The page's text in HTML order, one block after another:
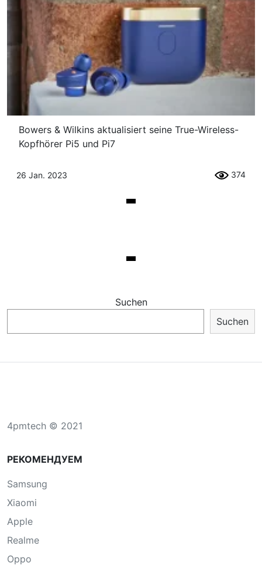
Bowers & Wilkins aktualisiert seine True-Wireless-
Kopfhörer Pi5 und Pi7
26 Jan. 2023 374
Suchen
Suchen
4pmtech © 2021
РЕКОМЕНДУЕМ
Samsung
Xiaomi
Apple
Realme
Oppo